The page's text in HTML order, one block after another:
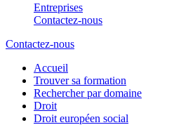
Entreprises
Contactez-nous
Contactez-nous
Accueil
Trouver sa formation
Rechercher par domaine
Droit
Droit européen social